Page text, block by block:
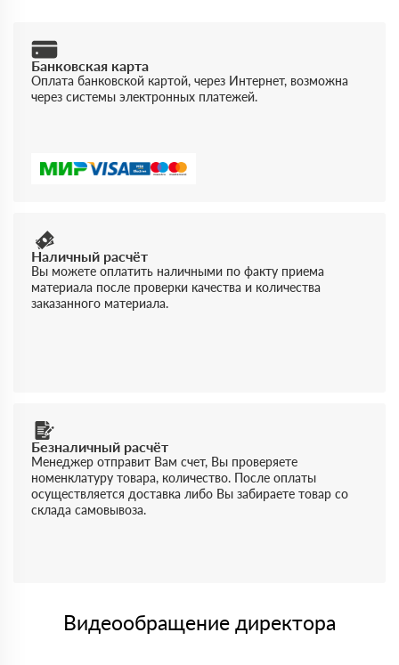
Банковская карта
Оплата банковской картой, через Интернет, возможна
через системы электронных платежей.
Наличный расчёт
Вы можете оплатить наличными по факту приема
материала после проверки качества и количества
заказанного материала.
Безналичный расчёт
Менеджер отправит Вам счет, Вы проверяете
номенклатуру товара, количество. После оплаты
осуществляется доставка либо Вы забираете товар со
склада самовывоза.
Видеообращение директора